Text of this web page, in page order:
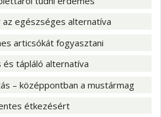
egészséges alternatíva
articsókát fogyasztani
tápláló alternatíva
– középpontban a mustármag
étkezésért